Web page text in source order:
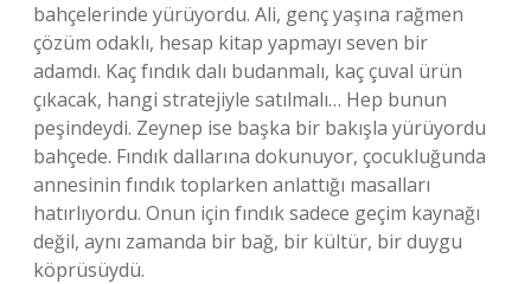
bahçelerinde yürüyordu. Ali, genç yaşına rağmen
çözüm odaklı, hesap kitap yapmayı seven bir
adamdı. Kaç fındık dalı budanmalı, kaç çuval ürün
çıkacak, hangi stratejiyle satılmalı… Hep bunun
peşindeydi. Zeynep ise başka bir bakışla yürüyordu
bahçede. Fındık dallarına dokunuyor, çocukluğunda
annesinin fındık toplarken anlattığı masalları
hatırlıyordu. Onun için fındık sadece geçim kaynağı
değil, aynı zamanda bir bağ, bir kültür, bir duygu
köprüsüydü.